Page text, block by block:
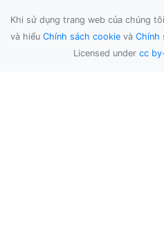
Khi sử dụng trang web của chúng
và hiểu Chính sách cookie và Chính
Licensed under cc